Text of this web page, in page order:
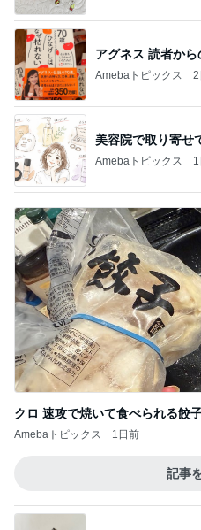
アグネス 読者か
Amebaトピックス 2
美容院で取り寄せ
Amebaトピックス
クロ 速攻で焼いて食べられる餃
Amebaトピックス 1日前
記事